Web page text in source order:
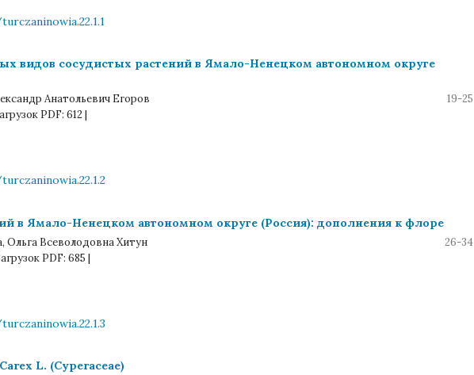
видов сосудистых растений в Ямало-Ненецком автономном округе
Анатольевич Егоров
19-25
PDF: 612 |
в Ямало-Ненецком автономном округе (Россия): дополнения к флоре
Ольга Всеволодовна Хитун
26-34
PDF: 685 |
L. (Cyperaceae)